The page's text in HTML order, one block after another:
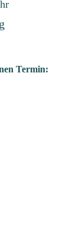
Termin: